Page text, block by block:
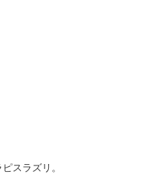
スラズリ。